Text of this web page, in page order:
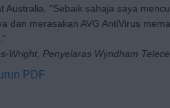
Australia. "Sebaik sahaja saya
dan merasakan AVG AntiVirus
Wright, Penyelaras Wyndham
PDF